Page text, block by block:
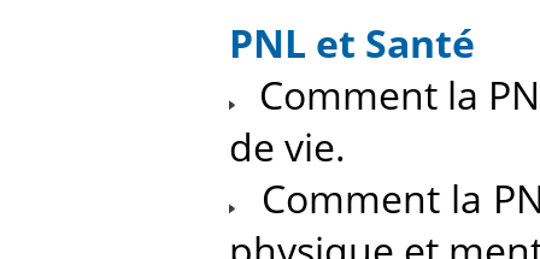
PNL et Santé
Comment la
de vie.
Comment la